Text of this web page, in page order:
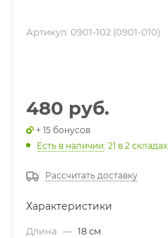
Артикул: 0901-102 (0901-010)
480 руб.
+ 15 бонусов
Есть в наличии: 21 в 2 складах
Рассчитать доставку
Характеристики
Длина — 18 см